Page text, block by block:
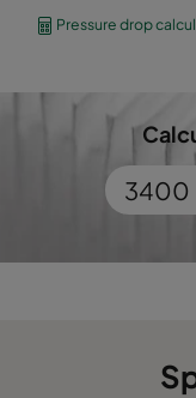
Pressure drop